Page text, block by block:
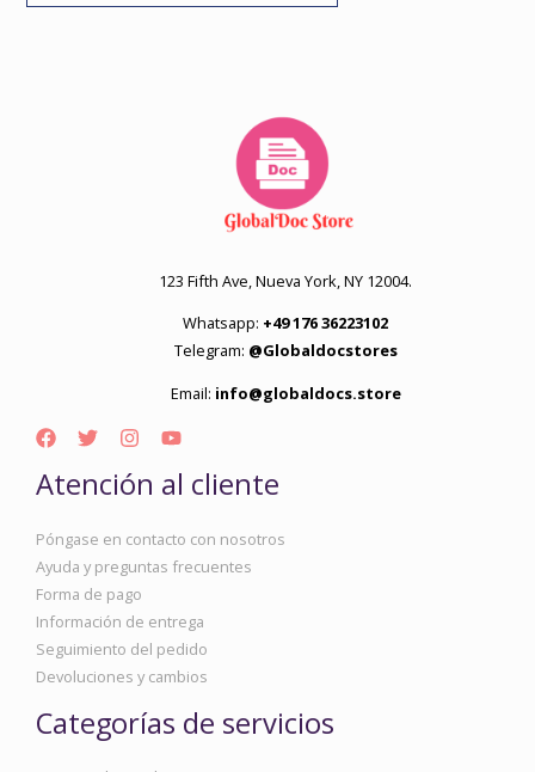
123 Fifth Ave, Nueva York, NY 12004.
Whatsapp: +49 176 36223102
Telegram: @Globaldocstores
Email: info@globaldocs.store
Atención al cliente
Póngase en contacto con nosotros
Ayuda y preguntas frecuentes
Forma de pago
Información de entrega
Seguimiento del pedido
Devoluciones y cambios
Categorías de servicios